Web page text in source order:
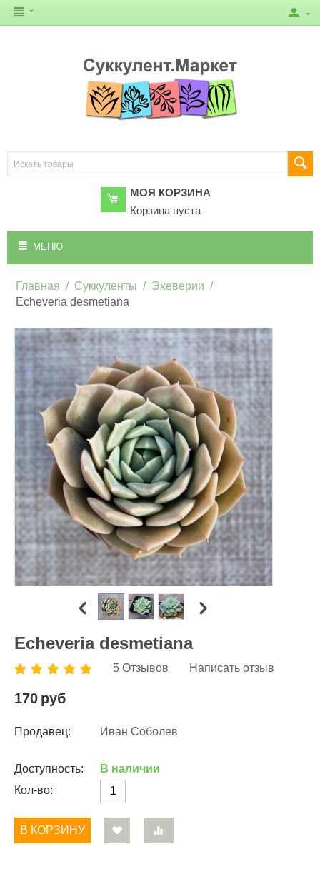
МОЯ КОРЗИНА
Корзина пуста
МЕНЮ
Главная / Суккуленты / Эхеверии /
Echeveria desmetiana
Echeveria desmetiana
5 Отзывов Написать отзыв
170 руб
Продавец: Иван Соболев
Доступность:
В наличии
Кол-во:
В КОРЗИНУ